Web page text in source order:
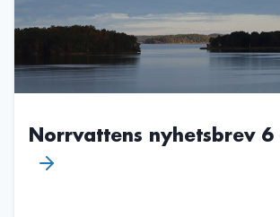
Norrvattens nyhetsbrev 6